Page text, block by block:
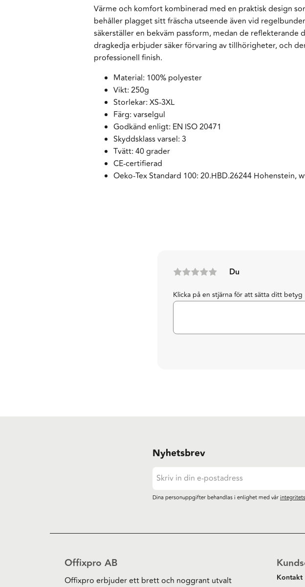
Värme och komfort kombinerad med en praktisk design
behåller plagget sitt fräscha utseende även vid
säkerställer en bekväm passform, medan de
dragkedja erbjuder säker förvaring av tillhörigheter, och
professionell finish.
Material: 100% polyester
Vikt: 250g
Storlekar: XS-3XL
Färg: varselgul
Godkänd enligt: EN ISO 20471
Skyddsklass varsel: 3
Tvätt: 40 grader
CE-certifierad
Oeko-Tex Standard 100: 20.HBD.26244 Hohenstein,
Du
Klicka på en stjärna för att sätta ditt betyg
Nyhetsbrev
Dina personuppgifter behandlas i enlighet med vår
Offixpro AB
Offixpro erbjuder ett brett och noggrant utvalt
Kontakt